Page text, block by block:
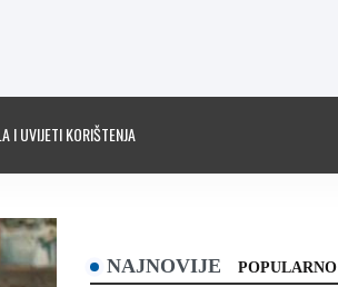
I UVIJETI KORIŠTENJA
NAJNOVIJE POPULARNO